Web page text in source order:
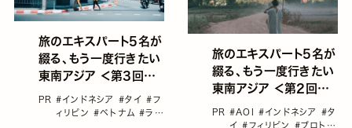
旅のエキスパート5名が
綴る、もう一度行きたい
東南アジア ＜第3回＞
「タイ」という愛おしい私
の帰る場所／古性のち
PR #インドネシア #タイ#フ
ィリピン #ベトナム#ラオ
旅のエキスパート5名が
綴る、もう一度行きたい
東南アジア ＜第2回＞
「ラオス」でゆったりとし
た時に身をゆだねて／
PR #AOI #インドネシア #タ
イ#フィリピン #プロトラ